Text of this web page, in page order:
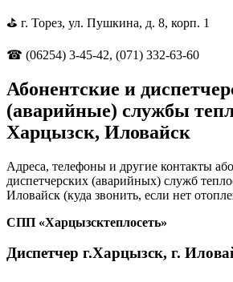
⛳ г. Торез, ул. Пушкина, д. 8, корп. 1
☎ (06254) 3-45-42, (071) 332-63-60
Абонентские и
(аварийные) службы
Харцызск, Иловайск
Адреса, телефоны и другие контакты
диспетчерских (аварийных) служб
Иловайск (куда звонить, если нет
СПП «Харцызсктеплосеть»
Диспетчер г.Харцызск, г.